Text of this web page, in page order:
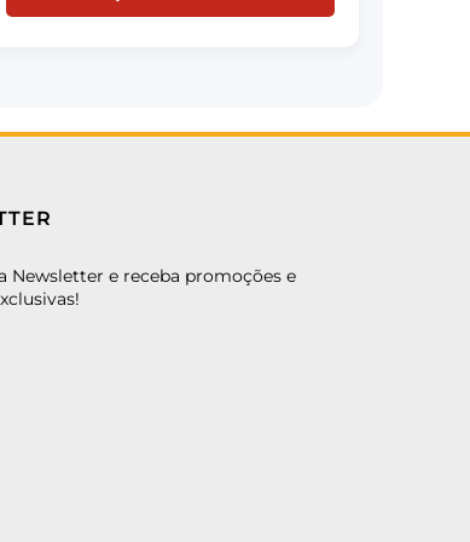
Newsletter e receba promoções e